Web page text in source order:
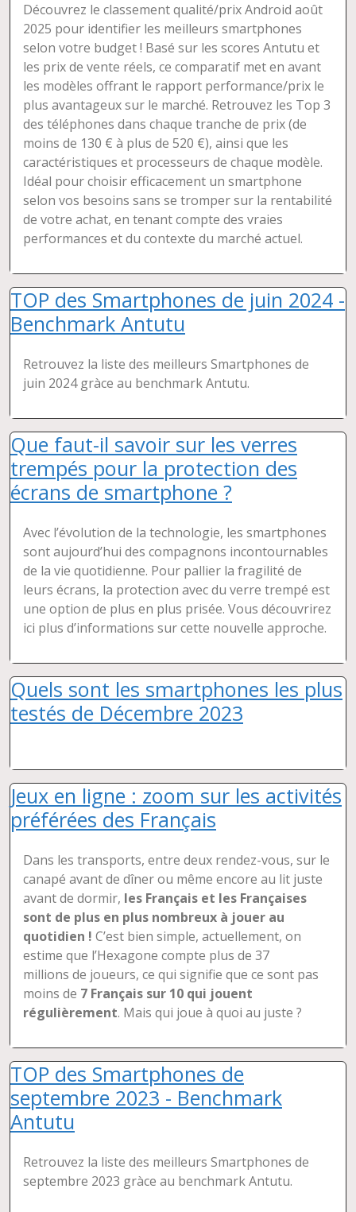
Découvrez le classement qualité/prix Android août
2025 pour identifier les meilleurs smartphones
selon votre budget ! Basé sur les scores Antutu et
les prix de vente réels, ce comparatif met en avant
les modèles offrant le rapport performance/prix le
plus avantageux sur le marché. Retrouvez les Top 3
des téléphones dans chaque tranche de prix (de
moins de 130 € à plus de 520 €), ainsi que les
caractéristiques et processeurs de chaque modèle.
Idéal pour choisir efficacement un smartphone
selon vos besoins sans se tromper sur la rentabilité
de votre achat, en tenant compte des vraies
performances et du contexte du marché actuel.
TOP des Smartphones de juin 2024 -
Benchmark Antutu
Retrouvez la liste des meilleurs Smartphones de
juin 2024 gràce au benchmark Antutu.
Que faut-il savoir sur les verres
trempés pour la protection des
écrans de smartphone ?
Avec l’évolution de la technologie, les smartphones
sont aujourd’hui des compagnons incontournables
de la vie quotidienne. Pour pallier la fragilité de
leurs écrans, la protection avec du verre trempé est
une option de plus en plus prisée. Vous découvrirez
ici plus d’informations sur cette nouvelle approche.
Quels sont les smartphones les plus
testés de Décembre 2023
Jeux en ligne : zoom sur les activités
préférées des Français
Dans les transports, entre deux rendez-vous, sur le
canapé avant de dîner ou même encore au lit juste
avant de dormir, les Français et les Françaises
sont de plus en plus nombreux à jouer au
quotidien ! C’est bien simple, actuellement, on
estime que l’Hexagone compte plus de 37
millions de joueurs, ce qui signifie que ce sont pas
moins de 7 Français sur 10 qui jouent
régulièrement. Mais qui joue à quoi au juste ?
TOP des Smartphones de
septembre 2023 - Benchmark
Antutu
Retrouvez la liste des meilleurs Smartphones de
septembre 2023 gràce au benchmark Antutu.